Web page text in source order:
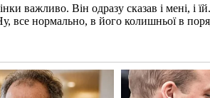
Він одразу сказав і мені, і
нормально, в його колишньої в